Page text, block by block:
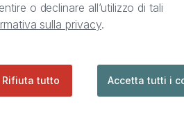
afferenti ai marchi, loghi e
o declinare all’utilizzo di tali
sulla privacy.
Rifiuta tutto Accetta tutti i